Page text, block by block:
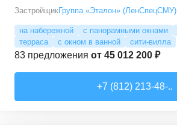
ЗастройщикГруппа «Эталон» (ЛенСпецСМУ)
на набережной с панорамными окнами
терраса
с окном в ванной сити-вилла
83 предложения от 45 012 200 ₽
+7 (812) 213-48-..